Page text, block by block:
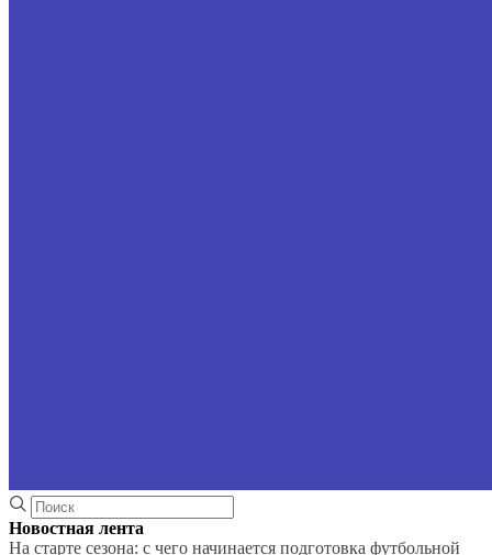
Новостная лента
На старте сезона: с чего начинается подготовка футбольной